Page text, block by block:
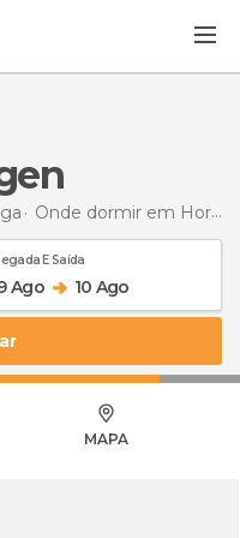
Onde dormir em Hordaland
E Saída
Ago 10 Ago
MAPA